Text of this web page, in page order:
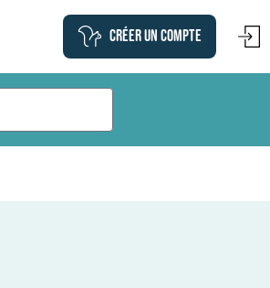
Créer un compte